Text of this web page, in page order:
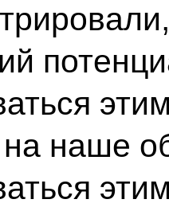
на наше